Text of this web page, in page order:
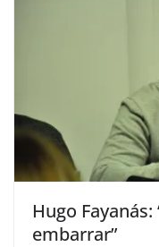
Hugo
embarrar”